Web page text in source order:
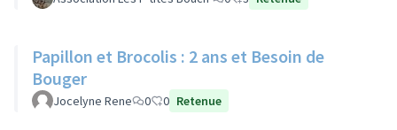
Papillon et Brocolis : 2 ans et Besoin de
Bouger
Jocelyne Rene 0 0 Retenue